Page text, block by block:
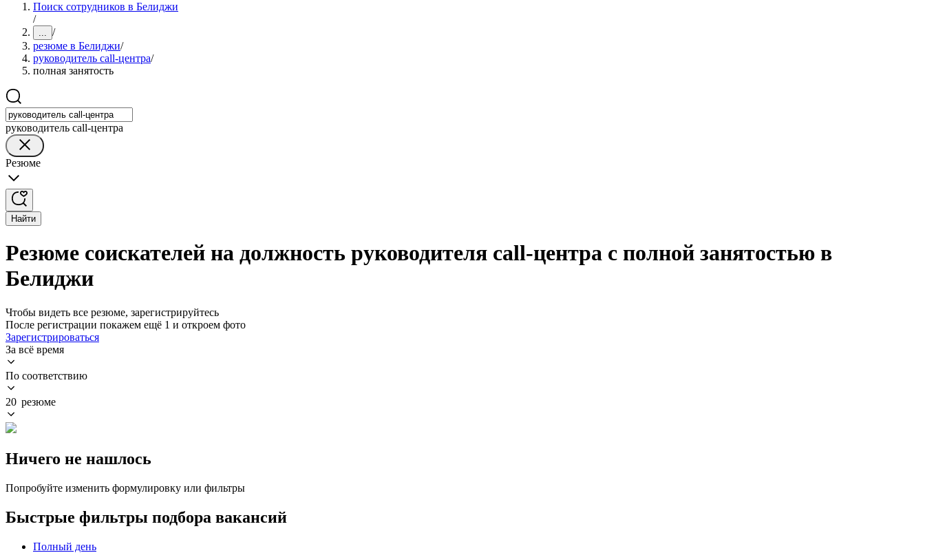
Поиск сотрудников в Белиджи
/
... /
резюме в Белиджи/
руководитель call-центра/
полная занятость
руководитель call-центра
Резюме
Найти
Резюме соискателей на должность руководителя call-центра с полной занятостью в
Белиджи
Чтобы видеть все резюме, зарегистрируйтесь
После регистрации покажем ещё 1 и откроем фото
Зарегистрироваться
За всё время
По соответствию
20 резюме
Ничего не нашлось
Попробуйте изменить формулировку или фильтры
Быстрые фильтры подбора вакансий
Полный день